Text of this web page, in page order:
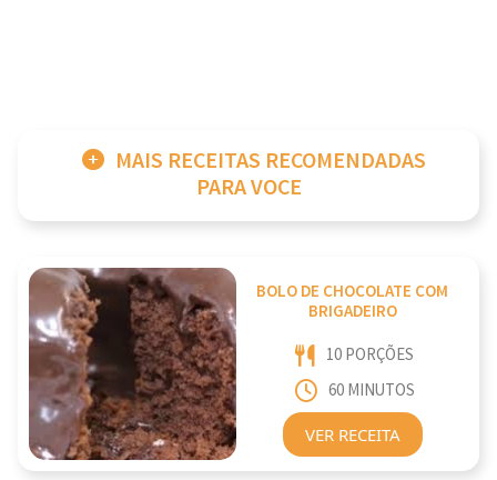
MAIS RECEITAS RECOMENDADAS
PARA VOCE
BOLO DE CHOCOLATE COM
BRIGADEIRO
10 PORÇÕES
60 MINUTOS
VER RECEITA